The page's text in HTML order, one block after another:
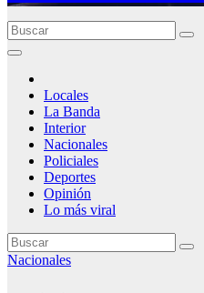
Locales
La Banda
Interior
Nacionales
Policiales
Deportes
Opinión
Lo más viral
Nacionales